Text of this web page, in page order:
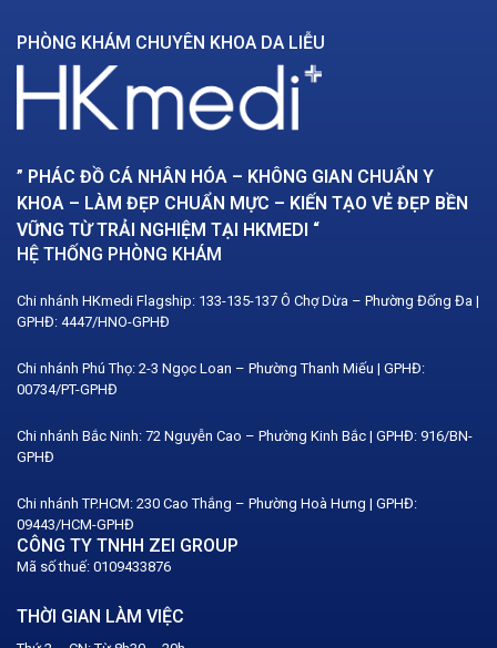
PHÒNG KHÁM CHUYÊN KHOA DA LIỄU
” PHÁC ĐỒ CÁ NHÂN HÓA – KHÔNG GIAN CHUẨN Y
KHOA – LÀM ĐẸP CHUẨN MỰC – KIẾN TẠO VẺ ĐẸP BỀN
VỮNG TỪ TRẢI NGHIỆM TẠI HKMEDI “
HỆ THỐNG PHÒNG KHÁM
Chi nhánh HKmedi Flagship: 133-135-137 Ô Chợ Dừa – Phường Đống Đa |
GPHĐ: 4447/HNO-GPHĐ
Chi nhánh Phú Thọ: 2-3 Ngọc Loan – Phường Thanh Miếu | GPHĐ:
00734/PT-GPHĐ
Chi nhánh Bắc Ninh: 72 Nguyễn Cao – Phường Kinh Bắc | GPHĐ: 916/BN-
GPHĐ
Chi nhánh TP.HCM: 230 Cao Thắng – Phường Hoà Hưng | GPHĐ:
09443/HCM-GPHĐ
CÔNG TY TNHH ZEI GROUP
Mã số thuế: 0109433876
THỜI GIAN LÀM VIỆC